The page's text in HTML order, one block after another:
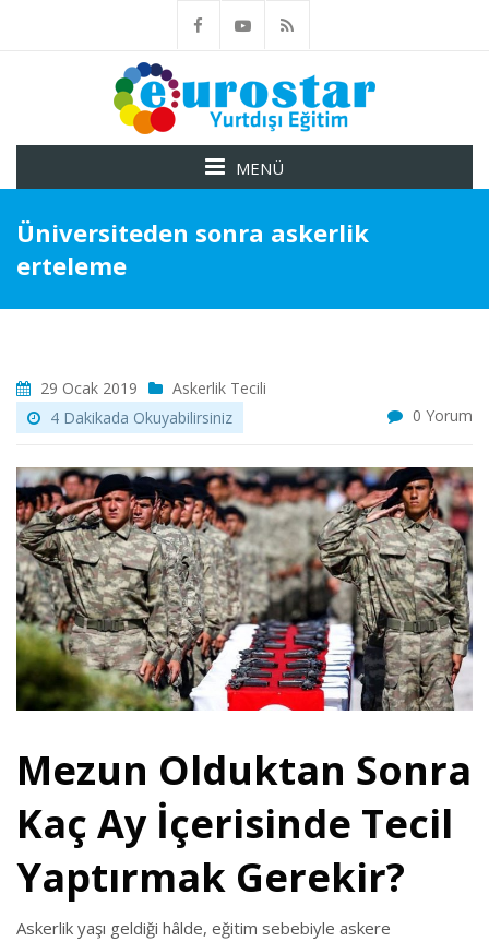
MENÜ
Üniversiteden sonra askerlik
erteleme
29 Ocak 2019
Askerlik Tecili
4 Dakikada Okuyabilirsiniz
0 Yorum
Mezun Olduktan Sonra
Kaç Ay İçerisinde Tecil
Yaptırmak Gerekir?
Askerlik yaşı geldiği hâlde, eğitim sebebiyle askere